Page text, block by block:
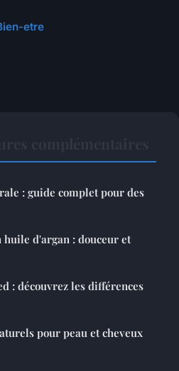
etre
: guide complet pour des
d'argan : douceur et
: découvrez les différences
pour peau et cheveux